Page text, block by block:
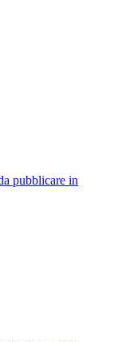
pubblicare in